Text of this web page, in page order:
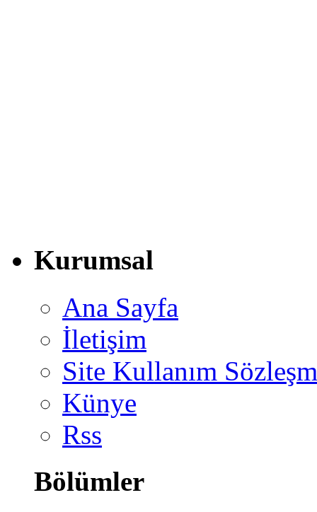
Kurumsal
Ana Sayfa
İletişim
Site Kullanım
Künye
Rss
Bölümler